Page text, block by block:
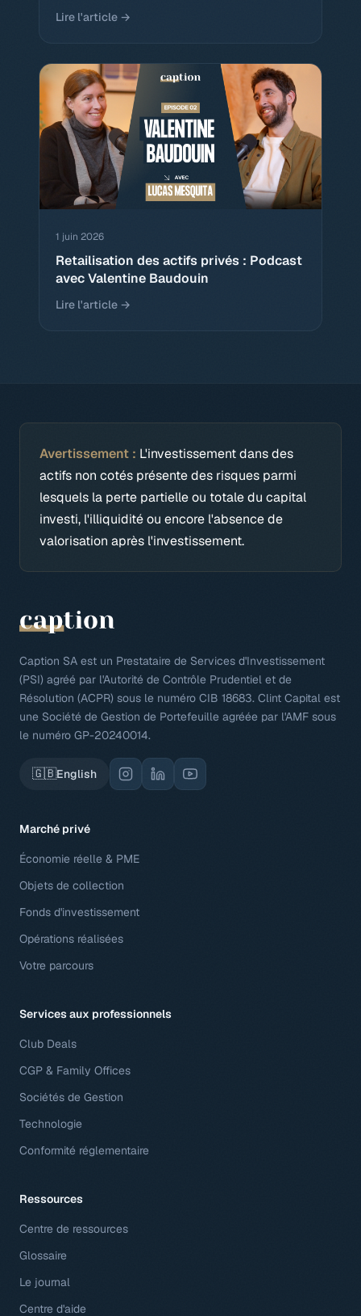
Lire l'article →
1 juin 2026
Retailisation des actifs privés : Podcast
avec Valentine Baudouin
Lire l'article →
Avertissement : L'investissement dans des
actifs non cotés présente des risques parmi
lesquels la perte partielle ou totale du capital
investi, l'illiquidité ou encore l'absence de
valorisation après l'investissement.
Caption SA est un Prestataire de Services d'Investissement
(PSI) agréé par l'Autorité de Contrôle Prudentiel et de
Résolution (ACPR) sous le numéro CIB 18683. Clint Capital est
une Société de Gestion de Portefeuille agréée par l'AMF sous
le numéro GP-20240014.
🇬🇧English
Marché privé
Économie réelle & PME
Objets de collection
Fonds d'investissement
Opérations réalisées
Votre parcours
Services aux professionnels
Club Deals
CGP & Family Offices
Sociétés de Gestion
Technologie
Conformité réglementaire
Ressources
Centre de ressources
Glossaire
Le journal
Centre d'aide